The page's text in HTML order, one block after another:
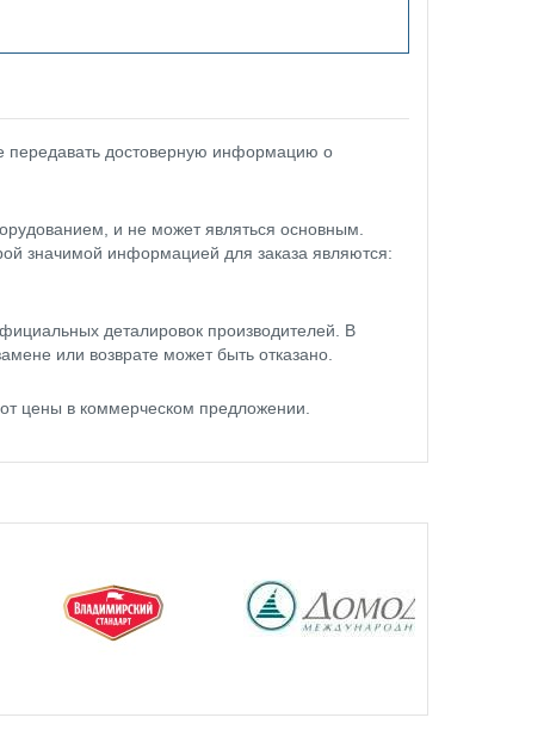
передавать достоверную информацию о
и не может являться основным.
значимой информацией для заказа являются:
деталировок производителей. В
или возврате может быть отказано.
цены в коммерческом предложении.